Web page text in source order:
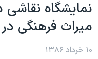
محتوای
اصلی
جهش
به
موضوع ها
ایران
آمریکا
برنامه های تلویزیونی
جدول برنامه ها
نمايشگاه نقاشی
ميراث فرهنگی در
۱۰ خرداد ۱۳۸۶